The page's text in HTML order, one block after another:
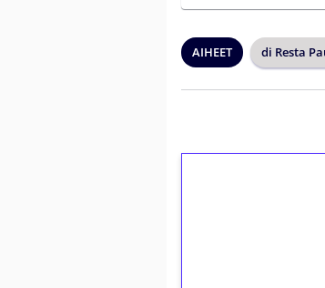
AIHEET di Resta